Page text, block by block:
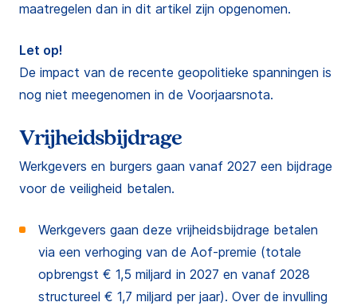
maatregelen dan in dit artikel zijn opgenomen.
Let op!
De impact van de recente geopolitieke spanningen is
nog niet meegenomen in de Voorjaarsnota.
Vrijheidsbijdrage
Werkgevers en burgers gaan vanaf 2027 een bijdrage
voor de veiligheid betalen.
Werkgevers gaan deze vrijheidsbijdrage betalen
via een verhoging van de Aof-premie (totale
opbrengst € 1,5 miljard in 2027 en vanaf 2028
structureel € 1,7 miljard per jaar). Over de invulling